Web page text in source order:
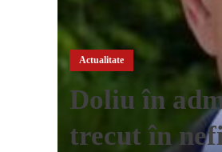
Actualitate
Doliu în
trecut în